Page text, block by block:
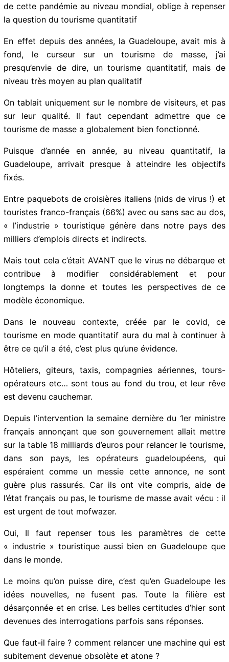
A la fin du confinement, on s’aperçoit que la
persistance de cette pandémie au niveau mondial,
En effet depuis des années, la Guadeloupe, avait mis à
fond, le curseur sur un tourisme de masse, j’ai
presqu’envie de dire, un tourisme quantitatif, mais de
On tablait uniquement sur le nombre de visiteurs, et
pas sur leur qualité. Il faut cependant admettre que ce
Puisque d’année en année, au niveau quantitatif, la
Guadeloupe, arrivait presque à atteindre les objectifs
Entre paquebots de croisières italiens (nids de virus !)
et touristes franco-français (66%) avec ou sans sac au
dos, « l’industrie » touristique génère dans notre pays
Mais tout cela c’était AVANT que le virus ne débarque
et contribue à modifier considérablement et pour
longtemps la donne et toutes les perspectives de ce
Dans le nouveau contexte, créée par le covid, ce
tourisme en mode quantitatif aura du mal à continuer à
Hôteliers, giteurs, taxis, compagnies aériennes, tours-
opérateurs etc… sont tous au fond du trou, et leur rêve
Depuis l’intervention la semaine dernière du 1er
ministre français annonçant que son gouvernement
allait mettre sur la table 18 milliards d’euros pour
relancer le tourisme, dans son pays, les opérateurs
guadeloupéens, qui espéraient comme un messie cette
annonce, ne sont guère plus rassurés. Car ils ont vite
compris, aide de l’état français ou pas, le tourisme de
Oui, Il faut repenser tous les paramètres de cette
« industrie » touristique aussi bien en Guadeloupe que
Le moins qu’on puisse dire, c’est qu’en Guadeloupe les
idées nouvelles, ne fusent pas. Toute la filière est
désarçonnée et en crise. Les belles certitudes d’hier
réponses.